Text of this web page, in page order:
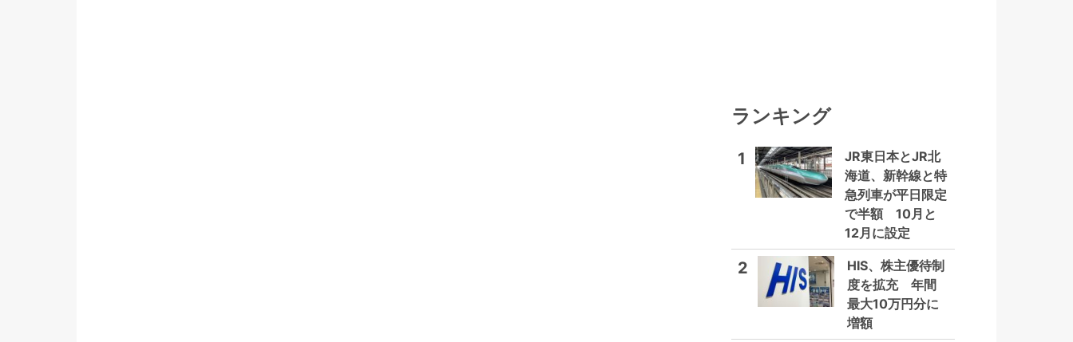
ランキング
1
JR東日本とJR北
海道、新幹線と特
急列車が平日限定
で半額 10月と
12月に設定
2
HIS、株主優待制
度を拡充 年間
最大10万円分に
増額